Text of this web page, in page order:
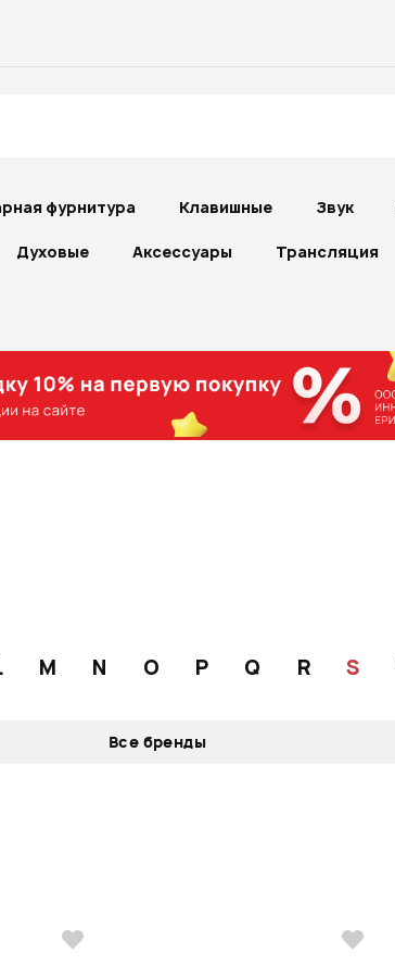
фурнитура Клавишные Звук
Духовые Аксессуары Трансляция
M N O P Q R S
Все бренды